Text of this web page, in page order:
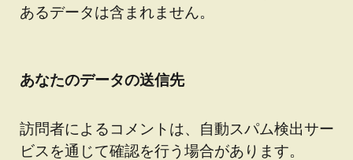
あるデータは含まれません。
あなたのデータの送信先
訪問者によるコメントは、自動スパム検出サー
ビスを通じて確認を行う場合があります。